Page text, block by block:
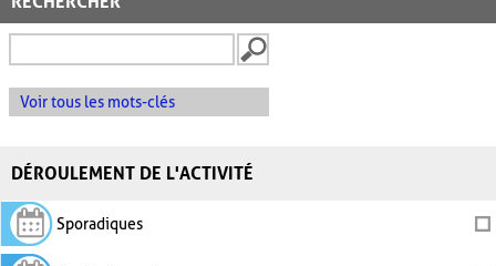
Voir tous les mots-clés
DÉROULEMENT DE L'ACTIVITÉ
Sporadiques